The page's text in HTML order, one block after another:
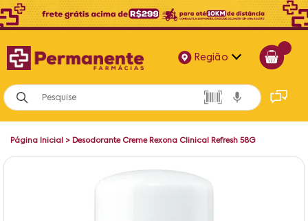
Região
Alagoas
Bahia
Pernambuco
Página Inicial > Desodorante Creme Rexona Clinical Refresh 58G